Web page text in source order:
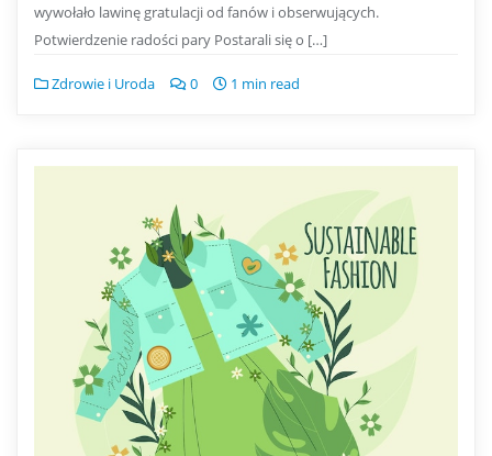
wywołało lawinę gratulacji od fanów i obserwujących.
Potwierdzenie radości pary Postarali się o […]
Zdrowie i Uroda 0 1 min read